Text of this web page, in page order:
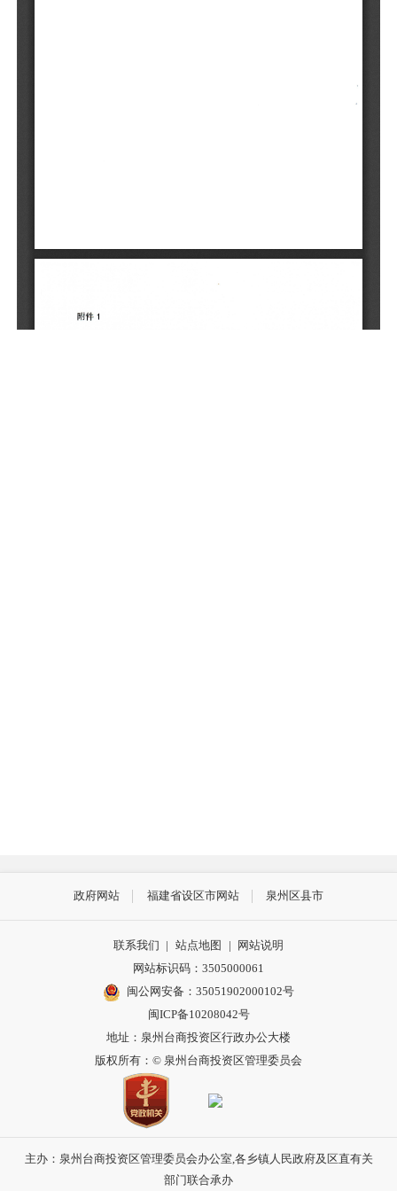
政府网站 福建省设区市网站 泉州区县市
联系我们 | 站点地图 |
网站说明
网站标识码：3505000061
闽公网安备：35051902000102号
闽ICP备10208042号
地址：泉州台商投资区行政办公大楼
版权所有：© 泉州台商投资区管理委员会
主办：泉州台商投资区管理委员会办公室,各乡镇人民政府及区直有关
部门联合承办